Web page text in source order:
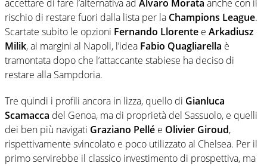
accettare di fare l’alternativa ad Alvaro Morata anche con il
rischio di restare fuori dalla lista per la Champions League.
Scartate subito le opzioni Fernando Llorente e Arkadiusz
Milik, ai margini al Napoli, l’idea Fabio Quagliarella è
tramontata dopo che l’attaccante stabiese ha deciso di
restare alla Sampdoria.
Tre quindi i profili ancora in lizza, quello di Gianluca
Scamacca del Genoa, ma di proprietà del Sassuolo, e quelli
dei ben più navigati Graziano Pellé e Olivier Giroud,
rispettivamente svincolato e poco utilizzato al Chelsea. Per il
primo servirebbe il classico investimento di prospettiva, ma